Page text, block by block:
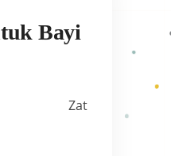
Bayi
Zat